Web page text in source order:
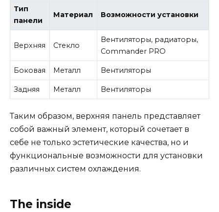
Тип
панели
Материал Возможности установки
Верхняя Стекло
Вентиляторы, радиаторы,
Commander PRO
Боковая Металл Вентиляторы
Задняя Металл Вентиляторы
Таким образом, верхняя панель представляет
собой важный элемент, который сочетает в
себе не только эстетические качества, но и
функциональные возможности для установки
различных систем охлаждения.
The inside